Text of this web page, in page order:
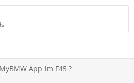
App im F45 ?